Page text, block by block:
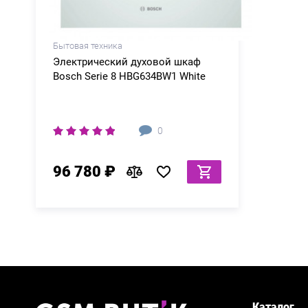
Бытовая техника
Электрический духовой шкаф
Bosch Serie 8 HBG634BW1 White
0
96 780 ₽